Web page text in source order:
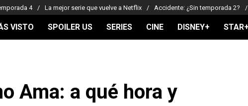
4 La mejor serie que vuelve a Netflix Accidente: ¿Sin temporada 2?
VISTO SPOILER US SERIES CINE DISNEY+ STAR+
Ama: a qué hora y